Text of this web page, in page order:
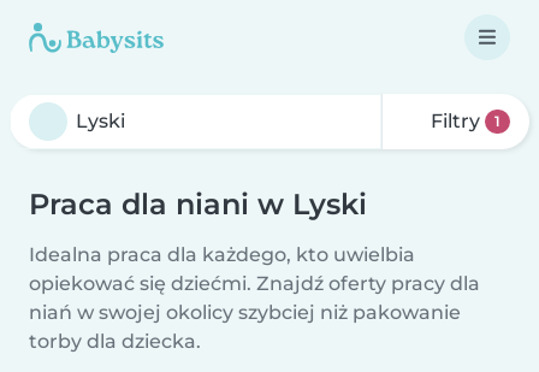
Filtry 1
Praca dla niani w Lyski
Idealna praca dla każdego, kto uwielbia
opiekować się dziećmi. Znajdź oferty pracy dla
niań w swojej okolicy szybciej niż pakowanie
torby dla dziecka.